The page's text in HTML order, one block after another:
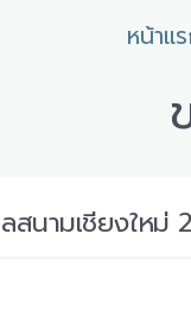
หน้าแ
สนามเชียงให